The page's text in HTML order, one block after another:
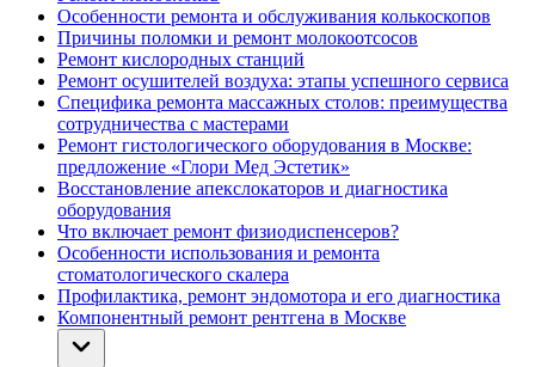
Особенности ремонта и обслуживания колькоскопов
Причины поломки и ремонт молокоотсосов
Ремонт кислородных станций
Ремонт осушителей воздуха: этапы успешного сервиса
Специфика ремонта массажных столов: преимущества
сотрудничества с мастерами
Ремонт гистологического оборудования в Москве:
предложение «Глори Мед Эстетик»
Восстановление апекслокаторов и диагностика
оборудования
Что включает ремонт физиодиспенсеров?
Особенности использования и ремонта
стоматологического скалера
Профилактика, ремонт эндомотора и его диагностика
Компонентный ремонт рентгена в Москве